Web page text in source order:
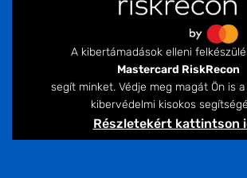
A kibertámadások elleni
Mastercard RiskRecon
segít minket. Védje meg magát Ön is
kibervédelmi kisokos
Részletekért kattintson